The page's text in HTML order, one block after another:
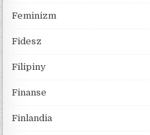
Feminizm
Fidesz
Filipiny
Finanse
Finlandia